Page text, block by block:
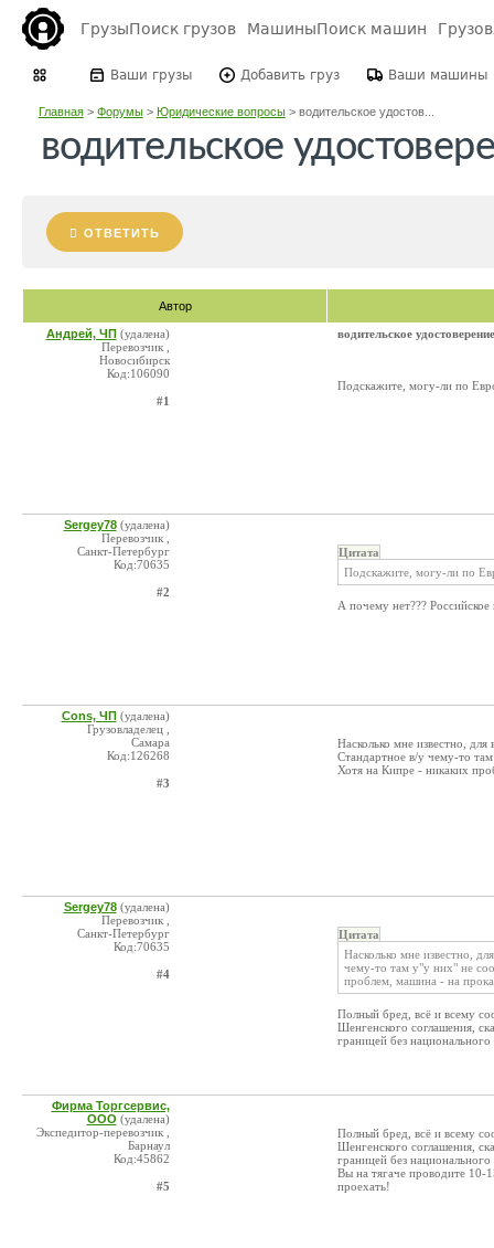
ГрузыПоиск грузов МашиныПоиск машин
Ваши грузы Добавить груз Ваши машины
Главная> Форумы> Юридические вопросы> водительское удостов...
водительское
ОТВЕТИТЬ
Автор
Андрей, ЧП (удалена)
Перевозчик ,
Новосибирск
Код:106090
#1
водительское удостоверение
Подскажите, могу-ли по
Sergey78 (удалена)
Перевозчик ,
Санкт-Петербург
Код:70635
#2
Цитата
Подскажите, могу-ли по
А почему нет???
Cons, ЧП (удалена)
Грузовладелец ,
Самара
Код:126268
#3
Насколько мне известно,
Стандартное в/у чему-то
Хотя на Кипре - никаких
Sergey78 (удалена)
Перевозчик ,
Санкт-Петербург
Код:70635
#4
Цитата
Насколько мне известно,
чему-то там у"у них" не
проблем, машина - на
Полный бред, всё и всему
Шенгенского соглашения,
границей без
Фирма Торгсервис,
ООО (удалена)
Экспедитор-перевозчик ,
Барнаул
Код:45862
#5
Полный бред, всё и всему
Шенгенского соглашения,
границей без
Вы на тягаче проводите 10-
проехать!